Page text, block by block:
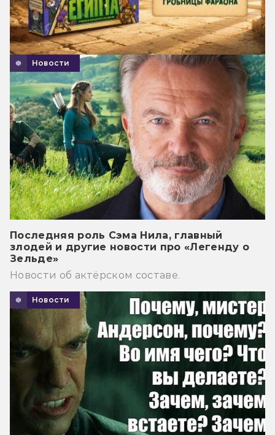
Новости
Последняя роль Сэма Нила, главный
злодей и другие новости про «Легенду о
Зельде»
Новости об актёрском составе.
Новости